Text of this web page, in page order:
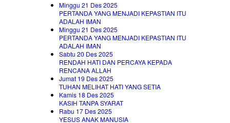
Minggu 21 Des 2025
PERTANDA YANG MENJADI KEPASTIAN ITU
ADALAH IMAN
Minggu 21 Des 2025
PERTANDA YANG MENJADI KEPASTIAN ITU
ADALAH IMAN
Sabtu 20 Des 2025
RENDAH HATI DAN PERCAYA KEPADA
RENCANA ALLAH
Jumat 19 Des 2025
TUHAN MELIHAT HATI YANG SETIA
Kamis 18 Des 2025
KASIH TANPA SYARAT
Rabu 17 Des 2025
YESUS ANAK MANUSIA